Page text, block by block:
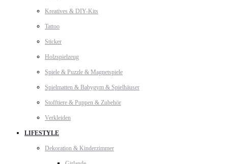
Kreatives & DIY-Kits
Tattoo
Sticker
Holzspielzeug
Spiele & Puzzle & Magnetspiele
Spielmatten & Babygym & Spielhäuser
Stofftiere & Puppen & Zubehör
Verkleiden
LIFESTYLE
Dekoration & Kinderzimmer